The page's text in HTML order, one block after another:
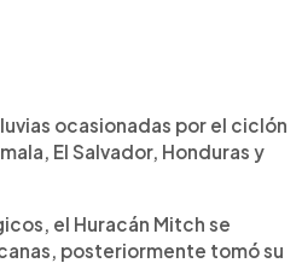
ocasionadas por el ciclón
El Salvador, Honduras y
el Huracán Mitch se
posteriormente tomó su